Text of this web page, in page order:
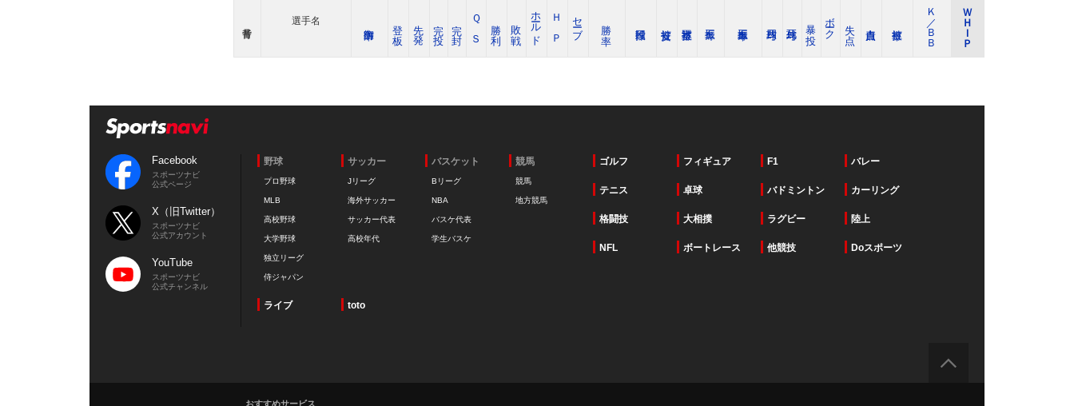
選手名 Ｑ Ｓ ホールド Ｈ Ｐ セーブ ボーク Ｋ／ＢＢ ＷＨＩＰ
Facebook
スポーツナビ
公式ページ
X（旧Twitter）
スポーツナビ
公式アカウント
YouTube
スポーツナビ
公式チャンネル
野球
プロ野球
MLB
高校野球
大学野球
独立リーグ
侍ジャパン
サッカー
Jリーグ
海外サッカー
サッカー代表
高校年代
バスケット
Bリーグ
NBA
バスケ代表
学生バスケ
競馬
競馬
地方競馬
ゴルフ フィギュア F1 バレー
テニス 卓球 バドミントン カーリング
格闘技 大相撲 ラグビー 陸上
NFL ボートレース 他競技 Doスポーツ
ライブ toto
おすすめサービス